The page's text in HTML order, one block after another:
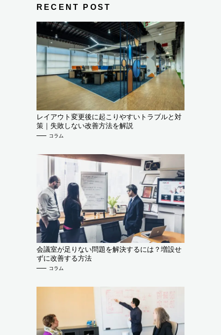
RECENT POST
レイアウト変更後に起こりやすいトラブルと対
策｜失敗しない改善方法を解説
コラム
会議室が足りない問題を解決するには？増設せ
ずに改善する方法
コラム